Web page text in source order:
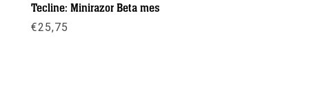
Tecline: Minirazor Beta mes
€25,75